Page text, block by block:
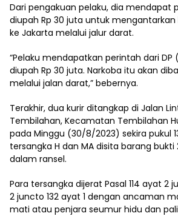
Dari pengakuan pelaku, dia mendapat
diupah Rp 30 juta untuk
ke Jakarta melalui jalur darat.
“Pelaku mendapatkan perintah dari DP
diupah Rp 30 juta. Narkoba itu akan
melalui jalan darat,” bebernya.
Terakhir, dua kurir ditangkap di Jalan
Tembilahan, Kecamatan Tembilahan
pada Minggu (30/8/2023) sekira pukul
tersangka H dan MA disita barang bukti
dalam ransel.
Para tersangka dijerat Pasal 114 ayat 2
2 juncto 132 ayat 1 dengan ancaman
mati atau penjara seumur hidu dan